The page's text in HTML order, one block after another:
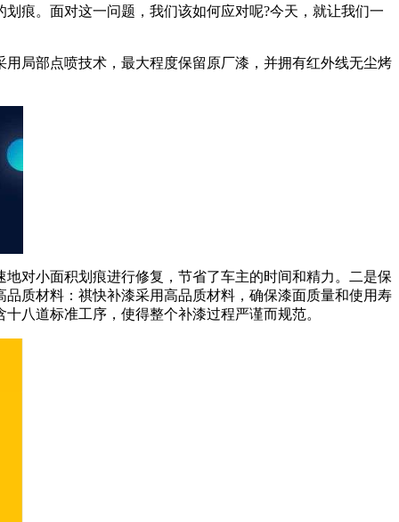
痕。面对这一问题，我们该如何应对呢?今天，就让我们一
局部点喷技术，最大程度保留原厂漆，并拥有红外线无尘烤
对小面积划痕进行修复，节省了车主的时间和精力。二是保
质材料：祺快补漆采用高品质材料，确保漆面质量和使用寿
八道标准工序，使得整个补漆过程严谨而规范。